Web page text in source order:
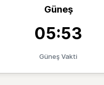
Güneş
05:53
Güneş Vakti